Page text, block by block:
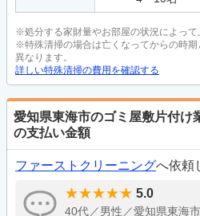
※処分する家財量やお部屋の状況によって
※特殊清掃の場合は亡くなってからの時
異なります。
詳しい特殊清掃の費用を確認する
愛知県東海市のゴミ屋敷片付け
の支払い金額
ファーストクリーニングへ依頼
5.0
40代／男性／愛知県東海